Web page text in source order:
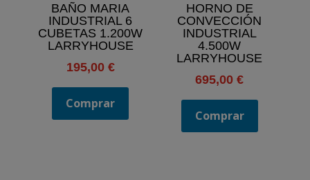
BAÑO MARIA
INDUSTRIAL 6
CUBETAS 1.200W
LARRYHOUSE
195,00 €
Comprar
HORNO DE
CONVECCIÓN
INDUSTRIAL
4.500W
LARRYHOUSE
695,00€
Comprar